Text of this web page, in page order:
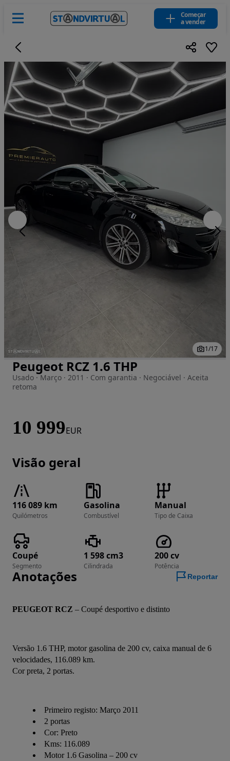
Começar
a vender
Imagem 1 de 17
1/17
Peugeot RCZ 1.6 THP
Usado · Março · 2011 · Com garantia · Negociável · Aceita
retoma
10 999EUR
Visão geral
116 089 km
Quilómetros
Gasolina
Combustível
Manual
Tipo de Caixa
Coupé
Segmento
1 598 cm3
Cilindrada
200 cv
Potência
Anotações Reportar
PEUGEOT RCZ – Coupé desportivo e distinto
Versão 1.6 THP, motor gasolina de 200 cv, caixa manual de 6
velocidades, 116.089 km.
Cor preta, 2 portas.
Primeiro registo: Março 2011
2 portas
Cor: Preto
Kms: 116.089
Motor 1.6 Gasolina – 200 cv